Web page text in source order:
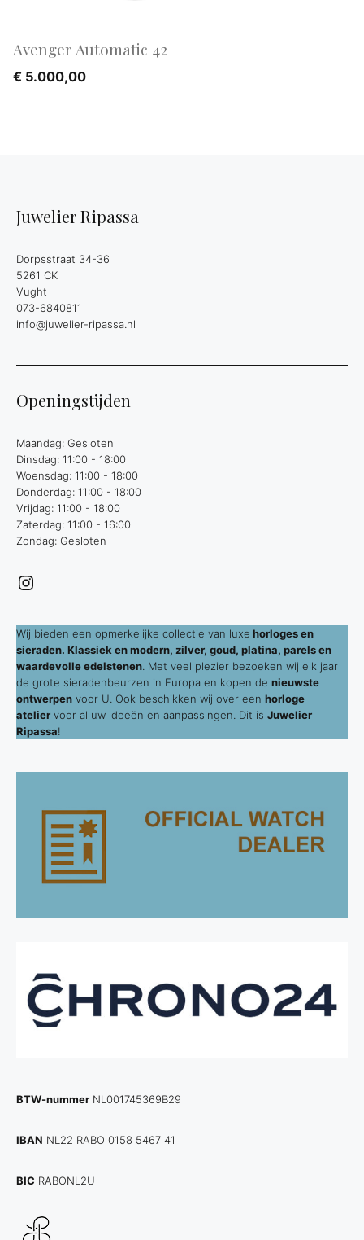
Avenger Automatic 42
€ 5.000,00
Juwelier Ripassa
Dorpsstraat 34-36
5261 CK
Vught
073-6840811
info@juwelier-ripassa.nl
Openingstijden
Maandag: Gesloten
Dinsdag: 11:00 - 18:00
Woensdag: 11:00 - 18:00
Donderdag: 11:00 - 18:00
Vrijdag: 11:00 - 18:00
Zaterdag: 11:00 - 16:00
Zondag: Gesloten
Instagram
Wij bieden een opmerkelijke collectie van luxe horloges en
sieraden. Klassiek en modern, zilver, goud, platina, parels en
waardevolle edelstenen . Met veel plezier bezoeken wij elk jaar
de grote sieradenbeurzen in Europa en kopen de nieuwste
ontwerpen voor U. Ook beschikken wij over een horloge
atelier voor al uw ideeën en aanpassingen. Dit is Juwelier
Ripassa!
BTW-nummer NL001745369B29
IBAN NL22 RABO 0158 5467 41
BIC RABONL2U